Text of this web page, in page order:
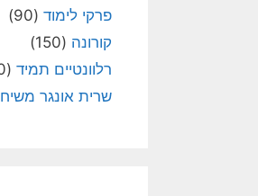
פרקי לימוד (90)
קורונה (150)
רלוונטיים תמיד (4,090)
שרית אונגר משיח